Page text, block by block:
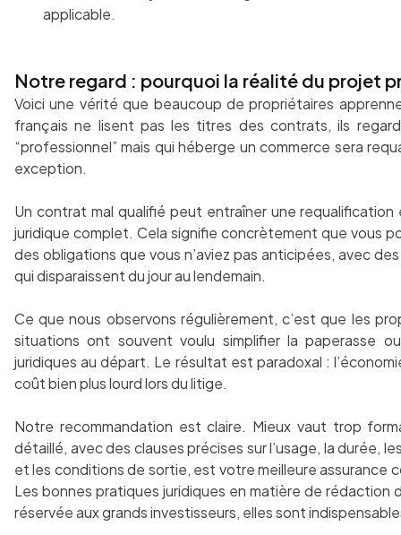
applicable.
Notre regard : pourquoi la réalité du projet
Voici une vérité que beaucoup de propriétaires
français ne lisent pas les titres des contrats, ils
“professionnel” mais qui héberge un commerce sera
exception.
Un contrat mal qualifié peut entraîner une
juridique complet. Cela signifie concrètement que vous
des obligations que vous n’aviez pas anticipées, avec
qui disparaissent du jour au lendemain.
Ce que nous observons régulièrement, c’est que les
situations ont souvent voulu simplifier la paperasse
juridiques au départ. Le résultat est paradoxal :
coût bien plus lourd lors du litige.
Notre recommandation est claire. Mieux vaut trop
détaillé, avec des clauses précises sur l’usage, la durée,
et les conditions de sortie, est votre meilleure assurance
Les bonnes pratiques juridiques en matière de rédaction
réservée aux grands investisseurs, elles sont